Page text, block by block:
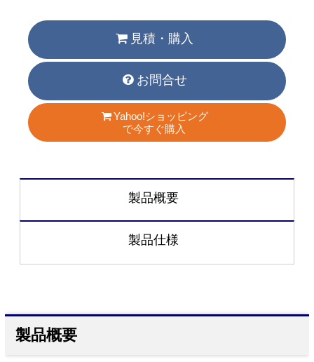
見積・購入
お問合せ
Yahoo!ショッピング
で今すぐ購入
製品概要
製品仕様
製品概要